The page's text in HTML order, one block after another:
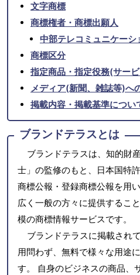
文字商標
商標権者・商標出願人
中部テレコミュニケーシ
商標区分
指定商品・指定役務(サー
メディア(新聞、雑誌等)へ
掲載内容・掲載基準につい
ブランドテラスとは
ブランドテラスは、知的財
士」の監修のもと、日本国特
商標公報・登録商標公報を用
広く一般の方々に提供するこ
模の商標情報サービスです。
ブランドテラスに掲載され
用問わず、無料で様々な用途
す。 自身のビジネスの商品、